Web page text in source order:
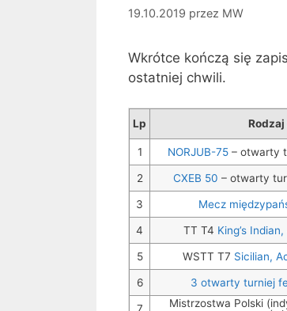
19.10.2019 przez MW
Wkrótce kończą się
ostatniej chwili.
Lp
1 NORJUB-75– otwarty
2 CXEB 50 – otwarty
3
Mecz
4 TT T4 King’s
5 WSTT T7 Sicilian,
6 3 otwarty turniej
Mistrzostwa Polski